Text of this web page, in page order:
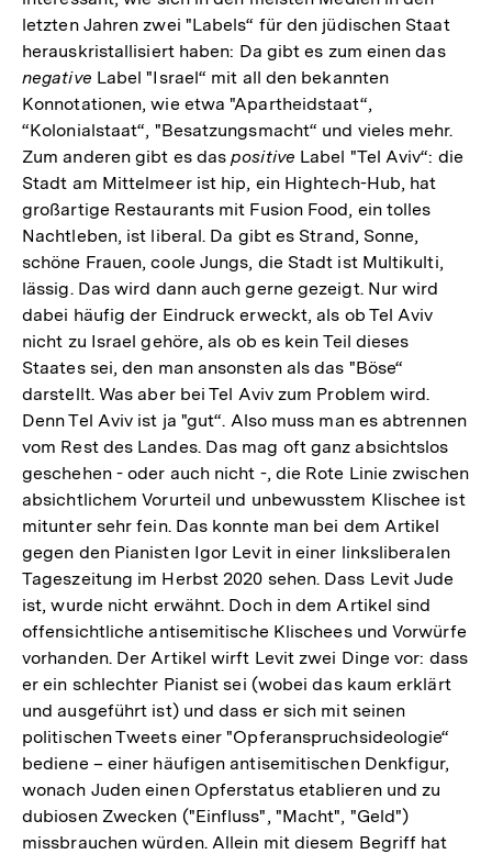
letzten Jahren zwei "Labels“ für den jüdischen Staat
herauskristallisiert haben: Da gibt es zum einen das
negative Label "Israel“ mit all den bekannten
Konnotationen, wie etwa "Apartheidstaat“,
“Kolonialstaat“, "Besatzungsmacht“ und vieles mehr.
Zum anderen gibt es daspositive Label "Tel Aviv“: die
Stadt am Mittelmeer ist hip, ein Hightech-Hub, hat
großartige Restaurants mit Fusion Food, ein tolles
Nachtleben, ist liberal. Da gibt es Strand, Sonne,
schöne Frauen, coole Jungs, die Stadt ist Multikulti,
lässig. Das wird dann auch gerne gezeigt. Nur wird
dabei häufig der Eindruck erweckt, als ob Tel Aviv
nicht zu Israel gehöre, als ob es kein Teil dieses
Staates sei, den man ansonsten als das "Böse“
darstellt. Was aber bei Tel Aviv zum Problem wird.
Denn Tel Aviv ist ja "gut“. Also muss man es abtrennen
vom Rest des Landes. Das mag oft ganz absichtslos
geschehen - oder auch nicht -, die Rote Linie zwischen
absichtlichem Vorurteil und unbewusstem Klischee ist
mitunter sehr fein. Das konnte man bei dem Artikel
gegen den Pianisten Igor Levit in einer linksliberalen
Tageszeitung im Herbst 2020 sehen. Dass Levit Jude
ist, wurde nicht erwähnt. Doch in dem Artikel sind
offensichtliche antisemitische Klischees und Vorwürfe
vorhanden. Der Artikel wirft Levit zwei Dinge vor: dass
er ein schlechter Pianist sei (wobei das kaum erklärt
und ausgeführt ist) und dass er sich mit seinen
politischen Tweets einer "Opferanspruchsideologie“
bediene – einer häufigen antisemitischen Denkfigur,
wonach Juden einen Opferstatus etablieren und zu
dubiosen Zwecken ("Einfluss", "Macht", "Geld")
missbrauchen würden. Allein mit diesem Begriff hat